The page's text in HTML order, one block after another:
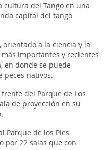
cultura del Tango en una
capital del tango
orientado a la ciencia y la
importantes y recientes
en donde se puede
peces nativos.
del Parque de Los
de proyección en su
Parque de los Pies
por 22 salas que con